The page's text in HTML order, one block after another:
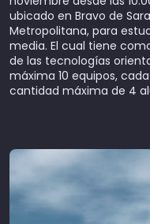
ubicado en Bravo de
Metropolitana, para
media. El cual tiene
de las tecnologías
máxima 10 equipos,
cantidad máxima de 4